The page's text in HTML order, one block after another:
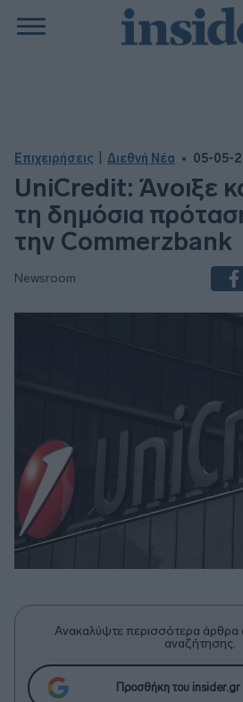
Επιχειρήσεις Διεθνή Νέα 05-05-
UniCredit: Άνοιξε
τη δημόσια
την Commerzbank
Newsroom
Ανακαλύψτε περισσότερα άρθρα
αναζήτησης.
Προσθήκη του insider.gr